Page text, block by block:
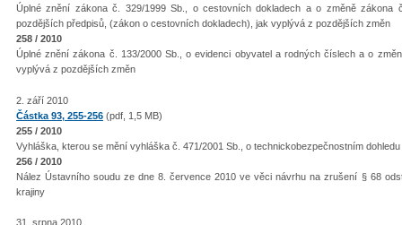
Úplné znění zákona č. 329/1999 Sb., o cestovních dokladech a o změně zákona
pozdějších předpisů, (zákon o cestovních dokladech), jak vyplývá z pozdějších změn
258 / 2010
Úplné znění zákona č. 133/2000 Sb., o evidenci obyvatel a rodných číslech a o
vyplývá z pozdějších změn
2. září 2010
Částka 93, 255-256 (pdf, 1,5 MB)
255 / 2010
Vyhláška, kterou se mění vyhláška č. 471/2001 Sb., o technickobezpečnostním
256 / 2010
Nález Ústavního soudu ze dne 8. července 2010 ve věci návrhu na zrušení § 68
krajiny
31. srpna 2010